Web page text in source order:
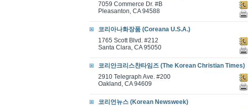
7059 Commerce Dr. #B
Pleasanton, CA 94588
코리아나화장품 (Coreana U.S.A.)
1765 Scott Blvd. #212
Santa Clara, CA 95050
코리안크리스챤타임즈 (The Korean Christian Times)
2910 Telegraph Ave. #200
Oakland, CA 94609
코리언뉴스 (Korean Newsweek)